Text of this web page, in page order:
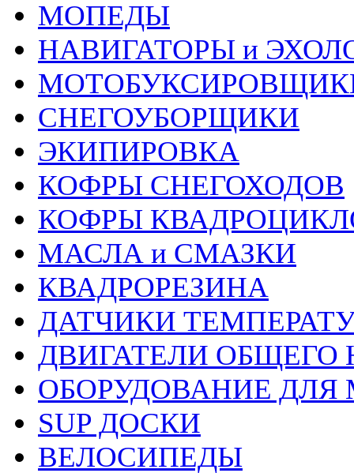
МОПЕДЫ
НАВИГАТОРЫ и
СНЕГОУБОРЩИКИ
ЭКИПИРОВКА
КОФРЫ СНЕГОХОДОВ
КОФРЫ
МАСЛА и СМАЗКИ
КВАДРОРЕЗИНА
ДАТЧИКИ
ДВИГАТЕЛИ ОБЩЕГО
ОБОРУДОВАНИЕ
SUP ДОСКИ
ВЕЛОСИПЕДЫ